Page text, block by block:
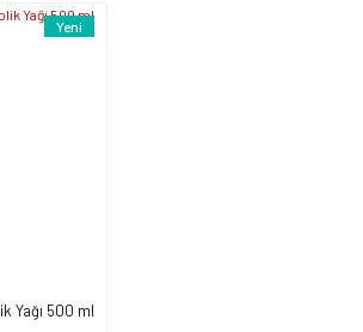
Yorum Yaz
Yeni
Yağı 500 ml